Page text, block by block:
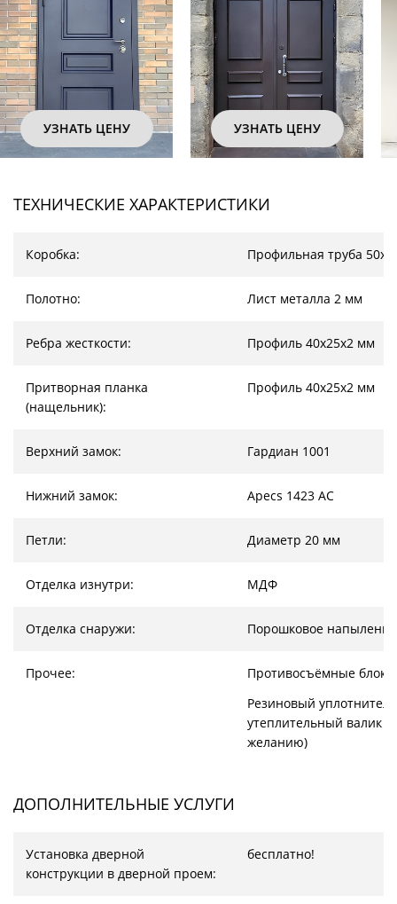
ЦЕНУ УЗНАТЬ ЦЕНУ
ТЕХНИЧЕСКИЕ ХАРАКТЕРИСТИКИ
Коробка: Профильная труба
Полотно: Лист металла 2 мм
Ребра жесткости: Профиль 40х25х2 мм
Притворная планка
(нащельник):
Профиль 40х25х2 мм
Верхний замок: Гардиан 1001
Нижний замок: Apecs 1423 AC
Петли: Диаметр 20 мм
Отделка изнутри: МДФ
Отделка снаружи: Порошковое напыление
Прочее:
Противосъёмные
Резиновый
утеплительный валик
желанию)
ДОПОЛНИТЕЛЬНЫЕ УСЛУГИ
Установка дверной
конструкции в дверной проем:
бесплатно!